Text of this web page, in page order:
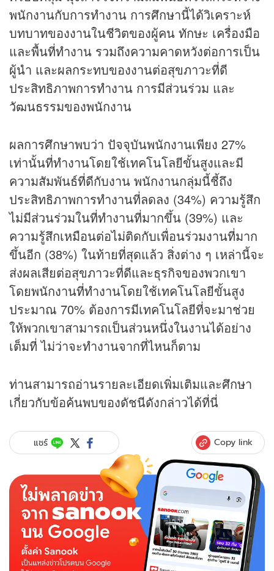
พนักงานกับการทำงาน การศึกษานี้ได้วิเคราะห์
บทบาทของงานในชีวิตของผู้คน ทักษะ เครื่องมือ
และพื้นที่ทำงาน รวมถึงความคาดหวังต่อการเป็น
ผู้นำ และผลกระทบของงานต่อสุขภาวะที่ดี
ประสิทธิภาพการทำงาน การมีส่วนร่วม และ
วัฒนธรรมของพนักงาน
ผลการศึกษาพบว่า ปัจจุบันพนักงานเพียง 27%
เท่านั้นที่ทำงานโดยใช้เทคโนโลยีขั้นสูงและมี
ความสัมพันธ์ที่ดีกับงาน พนักงานกลุ่มนี้ชี้ถึง
ประสิทธิภาพการทำงานที่ลดลง (34%) ความรู้สึก
ไม่มีส่วนร่วมในที่ทำงานที่มากขึ้น (39%) และ
ความรู้สึกเหมือนต่อไม่ติดกับเพื่อนร่วมงานที่มาก
ขึ้นอีก (38%) ในท้ายที่สุดแล้ว สิ่งต่าง ๆ เหล่านี้จะ
ส่งผลเสียต่อสุขภาวะที่ดีและธุรกิจของพวกเขา
โดยพนักงานที่ทำงานโดยใช้เทคโนโลยีขั้นสูง
ประมาณ 70% ต้องการมีเทคโนโลยีที่จะมาช่วย
ให้พวกเขาสามารถเป็นส่วนหนึ่งในงานได้อย่าง
เต็มที่ ไม่ว่าจะทำงานจากที่ไหนก็ตาม
ท่านสามารถอ่านรายละเอียดเพิ่มเติมและศึกษา
เกี่ยวกับข้อค้นพบของดัชนีดังกล่าวได้ที่นี่
แชร์ Copy link